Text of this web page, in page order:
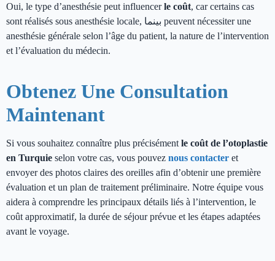
Oui, le type d’anesthésie peut influencerle coût, car certains cas
sont réalisés sous anesthésie locale, بينما peuvent nécessiter une
anesthésie générale selon l’âge du patient, la nature de l’intervention
et l’évaluation du médecin.
Obtenez Une Consultation
Maintenant
Si vous souhaitez connaître plus précisément le coût de l’otoplastie
en Turquie selon votre cas, vous pouvez nous contacter et
envoyer des photos claires des oreilles afin d’obtenir une première
évaluation et un plan de traitement préliminaire. Notre équipe vous
aidera à comprendre les principaux détails liés à l’intervention, le
coût approximatif, la durée de séjour prévue et les étapes adaptées
avant le voyage.